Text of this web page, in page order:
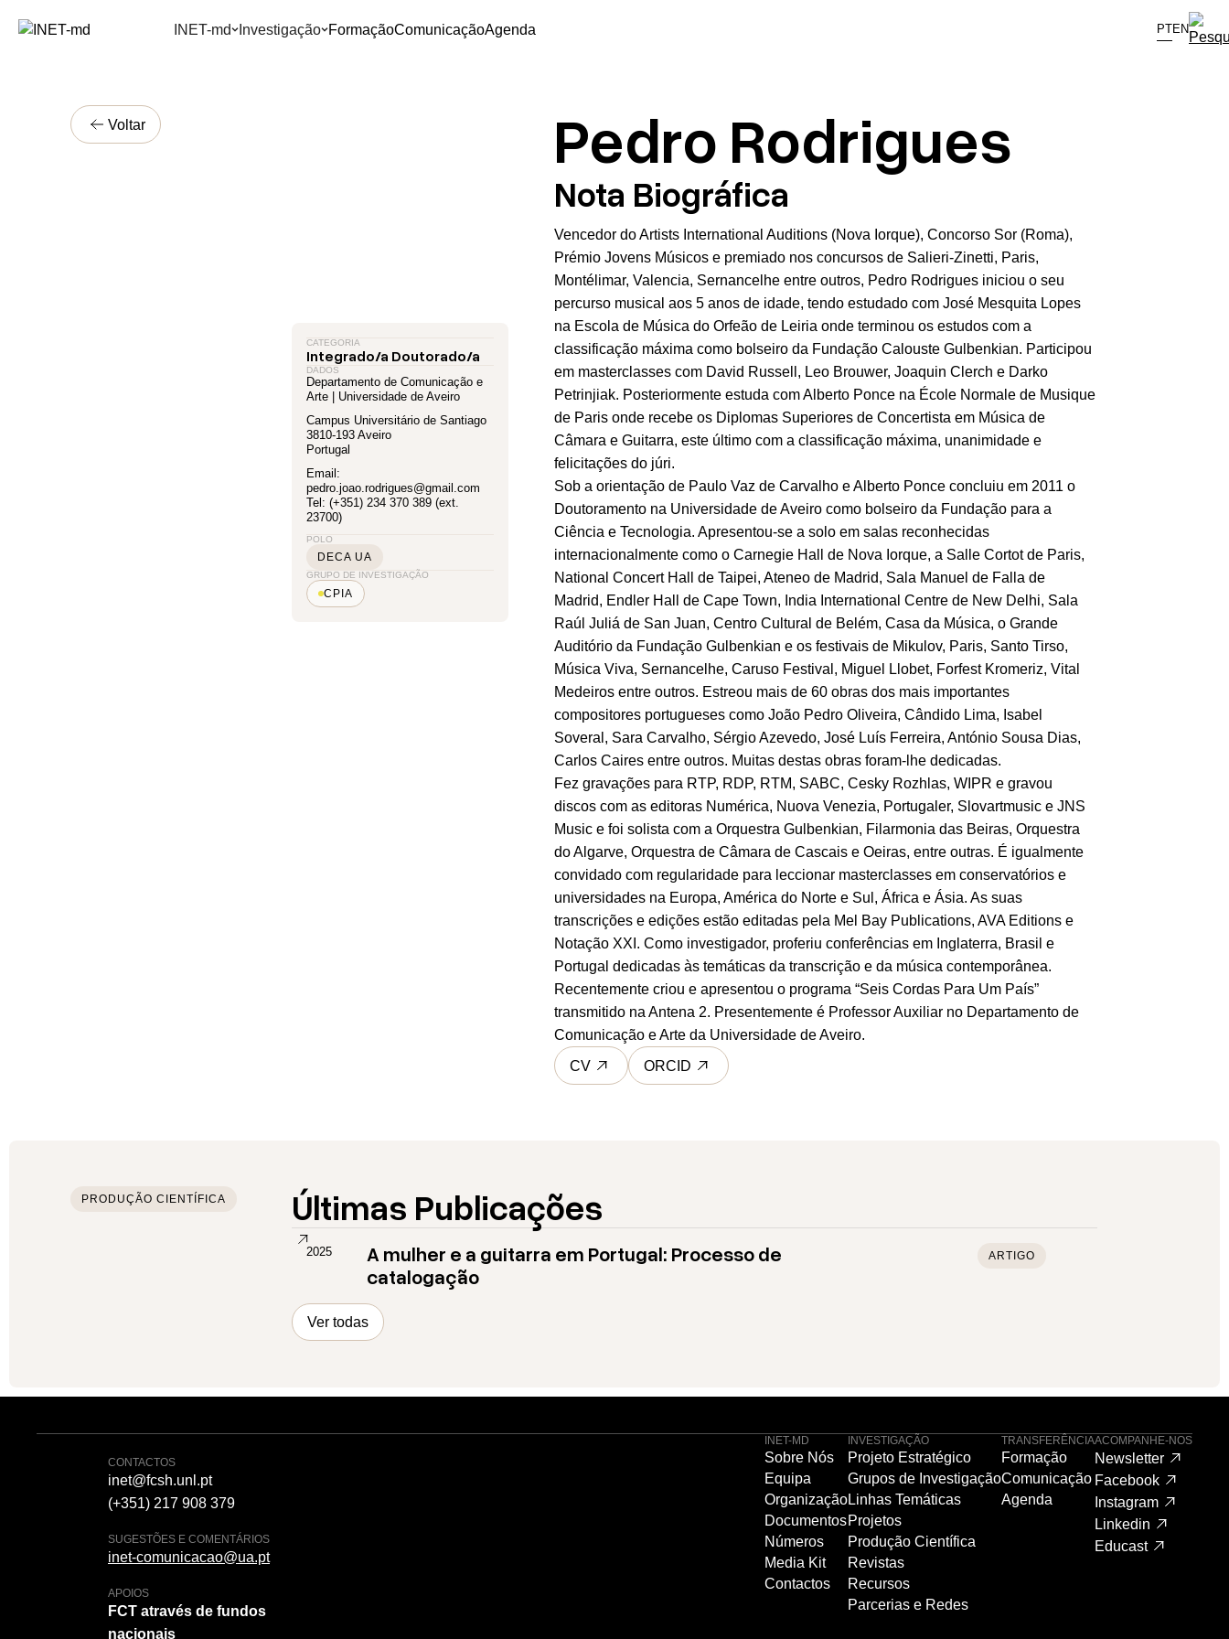
INET-md Investigação FormaçãoComunicaçãoAgenda PTEN
Voltar
CATEGORIA
Integrado/a Doutorado/a
DADOS
Departamento de Comunicação e
Arte | Universidade de Aveiro
Campus Universitário de Santiago
3810-193 Aveiro
Portugal
Email:
pedro.joao.rodrigues@gmail.com
Tel: (+351) 234 370 389 (ext.
23700)
POLO
DECA UA
GRUPO DE INVESTIGAÇÃO
CPIA
Pedro Rodrigues
Nota Biográfica
Vencedor do Artists International Auditions (Nova Iorque), Concorso Sor (Roma),
Prémio Jovens Músicos e premiado nos concursos de Salieri-Zinetti, Paris,
Montélimar, Valencia, Sernancelhe entre outros, Pedro Rodrigues iniciou o seu
percurso musical aos 5 anos de idade, tendo estudado com José Mesquita Lopes
na Escola de Música do Orfeão de Leiria onde terminou os estudos com a
classificação máxima como bolseiro da Fundação Calouste Gulbenkian. Participou
em masterclasses com David Russell, Leo Brouwer, Joaquin Clerch e Darko
Petrinjiak. Posteriormente estuda com Alberto Ponce na École Normale de Musique
de Paris onde recebe os Diplomas Superiores de Concertista em Música de
Câmara e Guitarra, este último com a classificação máxima, unanimidade e
felicitações do júri.
Sob a orientação de Paulo Vaz de Carvalho e Alberto Ponce concluiu em 2011 o
Doutoramento na Universidade de Aveiro como bolseiro da Fundação para a
Ciência e Tecnologia. Apresentou-se a solo em salas reconhecidas
internacionalmente como o Carnegie Hall de Nova Iorque, a Salle Cortot de Paris,
National Concert Hall de Taipei, Ateneo de Madrid, Sala Manuel de Falla de
Madrid, Endler Hall de Cape Town, India International Centre de New Delhi, Sala
Raúl Juliá de San Juan, Centro Cultural de Belém, Casa da Música, o Grande
Auditório da Fundação Gulbenkian e os festivais de Mikulov, Paris, Santo Tirso,
Música Viva, Sernancelhe, Caruso Festival, Miguel Llobet, Forfest Kromeriz, Vital
Medeiros entre outros. Estreou mais de 60 obras dos mais importantes
compositores portugueses como João Pedro Oliveira, Cândido Lima, Isabel
Soveral, Sara Carvalho, Sérgio Azevedo, José Luís Ferreira, António Sousa Dias,
Carlos Caires entre outros. Muitas destas obras foram-lhe dedicadas.
Fez gravações para RTP, RDP, RTM, SABC, Cesky Rozhlas, WIPR e gravou
discos com as editoras Numérica, Nuova Venezia, Portugaler, Slovartmusic e JNS
Music e foi solista com a Orquestra Gulbenkian, Filarmonia das Beiras, Orquestra
do Algarve, Orquestra de Câmara de Cascais e Oeiras, entre outras. É igualmente
convidado com regularidade para leccionar masterclasses em conservatórios e
universidades na Europa, América do Norte e Sul, África e Ásia. As suas
transcrições e edições estão editadas pela Mel Bay Publications, AVA Editions e
Notação XXI. Como investigador, proferiu conferências em Inglaterra, Brasil e
Portugal dedicadas às temáticas da transcrição e da música contemporânea.
Recentemente criou e apresentou o programa “Seis Cordas Para Um País”
transmitido na Antena 2. Presentemente é Professor Auxiliar no Departamento de
Comunicação e Arte da Universidade de Aveiro.
CV
ORCID
PRODUÇÃO CIENTÍFICA Últimas Publicações
2025
A mulher e a guitarra em Portugal: Processo de
catalogação
ARTIGO
Ver todas
CONTACTOS
inet@fcsh.unl.pt
(+351) 217 908 379
SUGESTÕES E COMENTÁRIOS
inet-comunicacao@ua.pt
APOIOS
FCT através de fundos
nacionais
INET-MD
Sobre Nós
Equipa
Organização
Documentos
Números
Media Kit
Contactos
INVESTIGAÇÃO
Projeto Estratégico
Grupos de Investigação
Linhas Temáticas
Projetos
Produção Científica
Revistas
Recursos
Parcerias e Redes
TRANSFERÊNCIA
Formação
Comunicação
Agenda
ACOMPANHE-NOS
Newsletter
Facebook
Instagram
Linkedin
Educast